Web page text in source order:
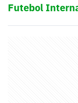
Futebol